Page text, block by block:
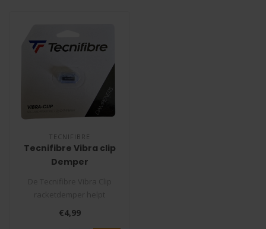
TECNIFIBRE
Tecnifibre Vibra clip
Demper
blessures te voorkomen
waardoor u va..
€4,99